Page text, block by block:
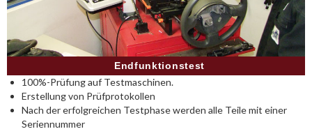
Endfunktionstest
100%-Prüfung auf Testmaschinen.
Erstellung von Prüfprotokollen
Nach der erfolgreichen Testphase werden alle Teile mit einer
Seriennummer